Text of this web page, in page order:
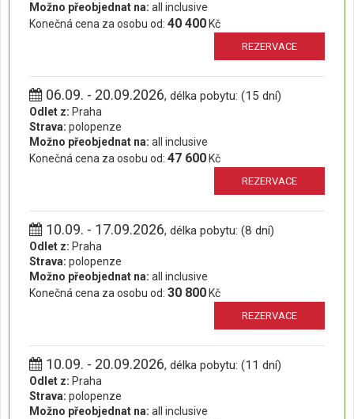
Možno přeobjednat na: all inclusive
Konečná cena za osobu od: 40 400 Kč
REZERVACE
06.09. - 20.09.2026, délka pobytu: (15 dní)
Odlet z: Praha
Strava: polopenze
Možno přeobjednat na: all inclusive
Konečná cena za osobu od: 47 600 Kč
REZERVACE
10.09. - 17.09.2026, délka pobytu: (8 dní)
Odlet z: Praha
Strava: polopenze
Možno přeobjednat na: all inclusive
Konečná cena za osobu od: 30 800 Kč
REZERVACE
10.09. - 20.09.2026, délka pobytu: (11 dní)
Odlet z: Praha
Strava: polopenze
Možno přeobjednat na: all inclusive